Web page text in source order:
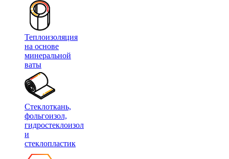
Теплоизоляция
на основе
минеральной
ваты
Стеклоткань,
фольгоизол,
гидростеклоизол
и
стеклопластик